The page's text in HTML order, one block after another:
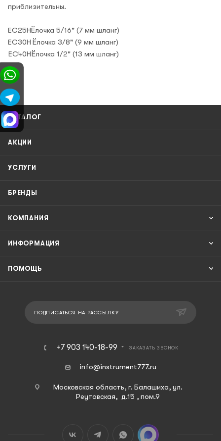
приблизительны.
EC25HЁлочка 5/16" (7 мм шланг)
EC30H Ёлочка 3/8" (9 мм шланг)
EC40HЁлочка 1/2" (13 мм шланг)
КАТАЛОГ
АКЦИИ
УСЛУГИ
БРЕНДЫ
КОМПАНИЯ
ИНФОРМАЦИЯ
ПОМОЩЬ
ПОДПИСАТЬСЯ НА РАССЫЛКУ
+7 903 140-18-99 ЗАКАЗАТЬ ЗВОНОК
info@instrument777.ru
Московская область, г. Балашиха, ул.
Реутовская, д.15 , пом.9